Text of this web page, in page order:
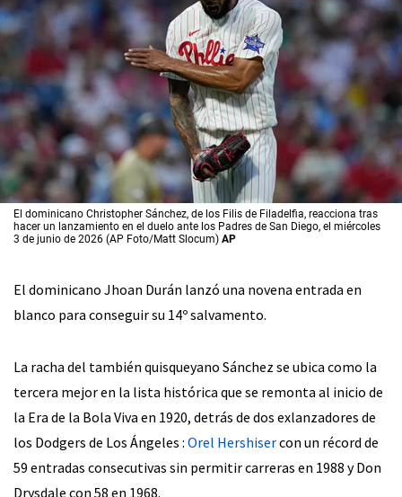
El dominicano Christopher Sánchez, de los Filis de Filadelfia, reacciona tras
hacer un lanzamiento en el duelo ante los Padres de San Diego, el miércoles
3 de junio de 2026 (AP Foto/Matt Slocum) AP
El dominicano Jhoan Durán lanzó una novena entrada en
blanco para conseguir su 14º salvamento.
La racha del también quisqueyano Sánchez se ubica como la
tercera mejor en la lista histórica que se remonta al inicio de
la Era de la Bola Viva en 1920, detrás de dos exlanzadores de
los Dodgers de Los Ángeles : Orel Hershisercon un récord de
59 entradas consecutivas sin permitir carreras en 1988 y Don
Drysdale con 58 en 1968.